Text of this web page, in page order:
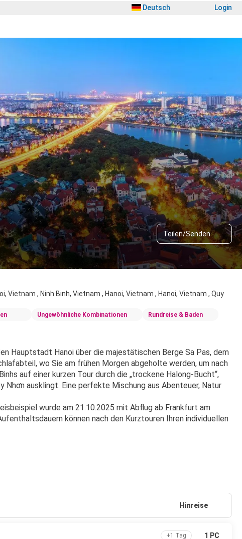
Deutsch Login
Teilen/Senden
Vietnam , Ninh Binh, Vietnam , Hanoi, Vietnam , Hanoi, Vietnam , Quy
Ungewöhnliche Kombinationen Rundreise & Baden
Hauptstadt Hanoi über die majestätischen Berge Sa Pas, dem
wo Sie am frühen Morgen abgeholte werden, um nach
auf einer kurzen Tour durch die „trockene Halong-Bucht“,
ausklingt. Eine perfekte Mischung aus Abenteuer, Natur
wurde am 21.10.2025 mit Abflug ab Frankfurt am
können nach den Kurztouren Ihren individuellen
Hinreise
+1 Tag 1 PC